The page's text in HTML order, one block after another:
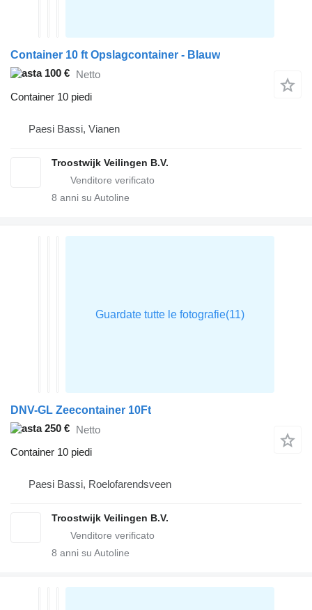
Container 10 ft Opslagcontainer - Blauw
100 € Netto
Container 10 piedi
Paesi Bassi, Vianen
Troostwijk Veilingen B.V.
8 anni su Autoline
DNV-GL Zeecontainer 10Ft
250 € Netto
Container 10 piedi
Paesi Bassi, Roelofarendsveen
Troostwijk Veilingen B.V.
8 anni su Autoline